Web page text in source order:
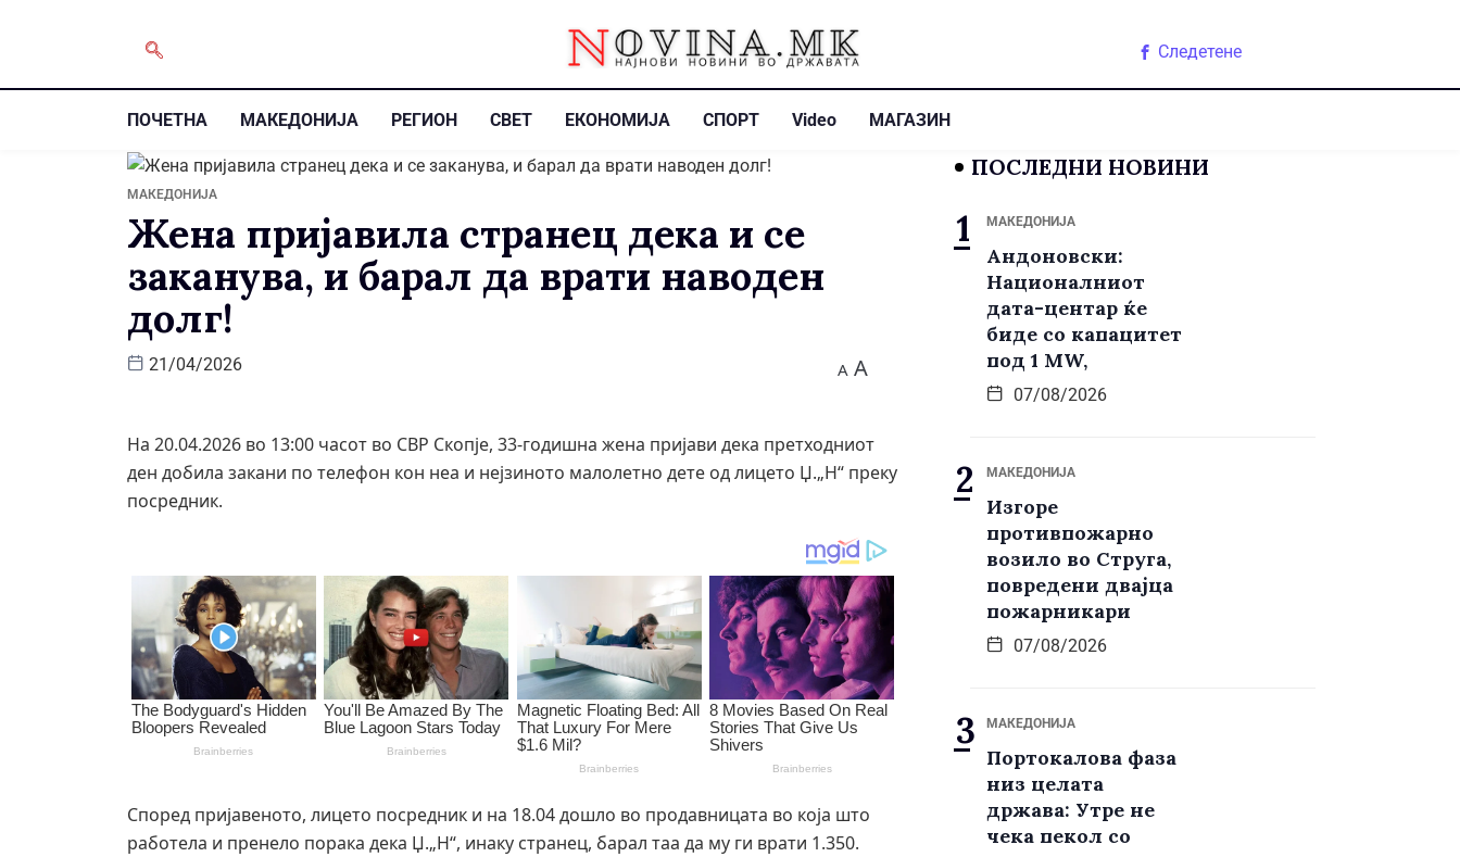
Следетене
ПОЧЕТНА МАКЕДОНИЈА РЕГИОН СВЕТ ЕКОНОМИЈА СПОРТ Video МАГАЗИН
МАКЕДОНИЈА
Жена пријавила странец дека и се
заканува, и барал да врати наводен
долг!
21/04/2026 A A
На 20.04.2026 во 13:00 часот во СВР Скопје, 33-годишна жена пријави дека претходниот
ден добила закани по телефон кон неа и нејзиното малолетно дете од лицето Џ.„Н“ преку
посредник.
Според пријавеното, лицето посредник и на 18.04 дошло во продавницата во која што
работела и пренело порака дека Џ.„Н“, инаку странец, барал таа да му ги врати 1.350.
ПОСЛЕДНИ НОВИНИ
МАКЕДОНИЈА
Андоновски:
Националниот
дата-центар ќе
биде со капацитет
под 1 MW,
07/08/2026
МАКЕДОНИЈА
Изгоре
противпожарно
возило во Струга,
повредени двајца
пожарникари
07/08/2026
МАКЕДОНИЈА
Портокалова фаза
низ целата
држава: Утре не
чека пекол со